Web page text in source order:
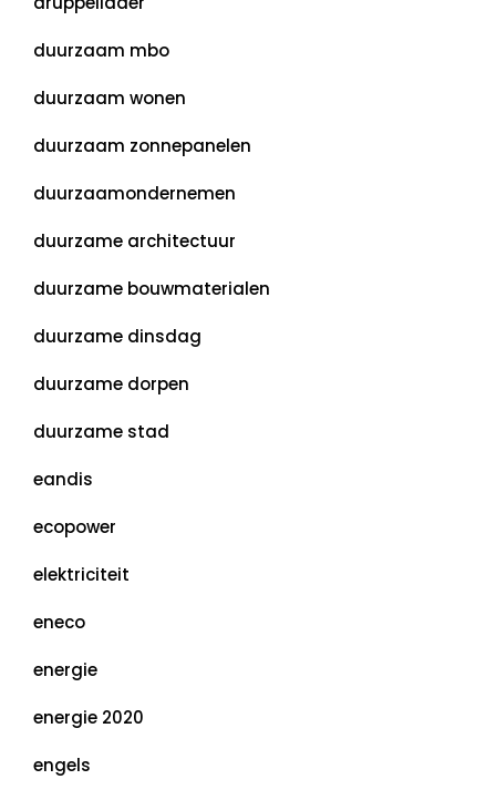
duurzaam mbo
duurzaam wonen
duurzaam zonnepanelen
duurzaamondernemen
duurzame architectuur
duurzame bouwmaterialen
duurzame dinsdag
duurzame dorpen
duurzame stad
eandis
ecopower
elektriciteit
eneco
energie
energie 2020
engels